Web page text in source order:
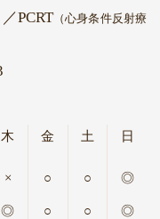
／PCRT（心身条件反射療
木
×
◎
金
○
○
土
○
○
日
◎
◎